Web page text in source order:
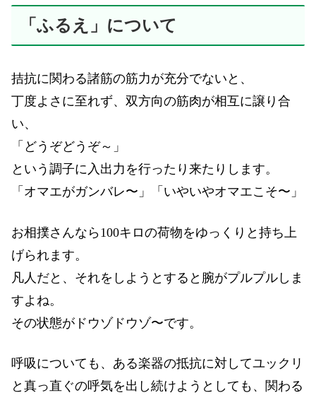
「ふるえ」について
拮抗に関わる諸筋の筋力が充分でないと、
丁度よさに至れず、双方向の筋肉が相互に譲り合
い、
「どうぞどうぞ～」
という調子に入出力を行ったり来たりします。
「オマエがガンバレ〜」「いやいやオマエこそ〜」
お相撲さんなら100キロの荷物をゆっくりと持ち上
げられます。
凡人だと、それをしようとすると腕がプルプルしま
すよね。
その状態がドウゾドウゾ〜です。
呼吸についても、ある楽器の抵抗に対してユックリ
と真っ直ぐの呼気を出し続けようとしても、関わる